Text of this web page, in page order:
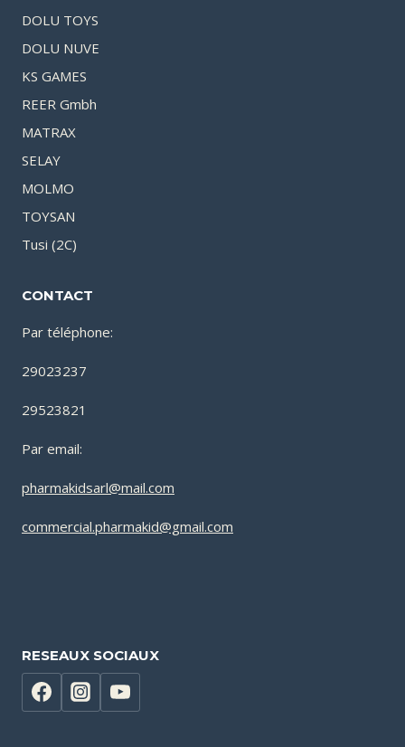
DOLU TOYS
DOLU NUVE
KS GAMES
REER Gmbh
MATRAX
SELAY
MOLMO
TOYSAN
Tusi (2C)
CONTACT
Par téléphone:
29023237
29523821
Par email:
pharmakidsarl@mail.com
commercial.pharmakid@gmail.com
RESEAUX SOCIAUX